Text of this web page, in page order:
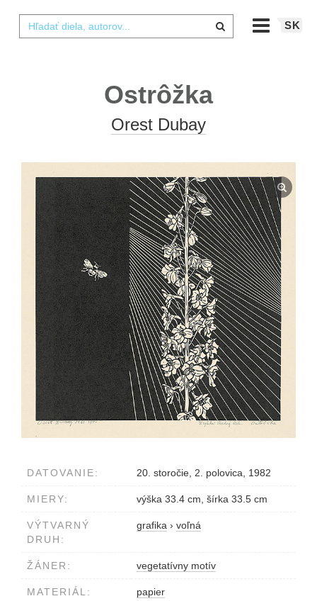
SK
Ostrôžka
Orest Dubay
DATOVANIE: 20. storočie, 2. polovica, 1982
MIERY: výška 33.4 cm, šírka 33.5 cm
VÝTVARNÝ
DRUH:
grafika › voľná
ŽÁNER: vegetatívny motív
MATERIÁL: papier